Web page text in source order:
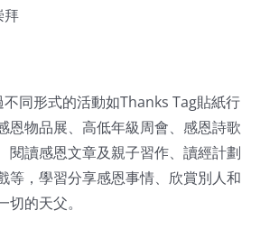
拜
不同形式的活動如Thanks Tag貼紙行
恩物品展、高低年級周會、感恩詩歌
閱讀感恩文章及親子習作、讀經計劃
等，學習分享感恩事情、欣賞別人和
切的天父。